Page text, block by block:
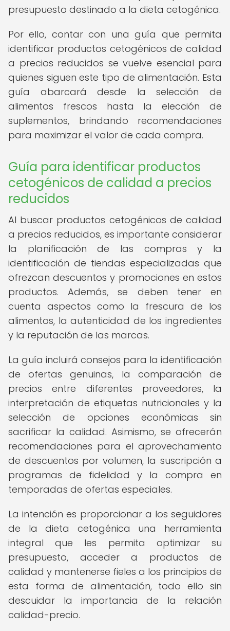
presupuesto destinado a la dieta cetogénica.
Por ello, contar con una guía que permita
identificar productos cetogénicos de calidad
a precios reducidos se vuelve esencial para
quienes siguen este tipo de alimentación. Esta
guía abarcará desde la selección de
alimentos frescos hasta la elección de
suplementos, brindando recomendaciones
para maximizar el valor de cada compra.
Guía para identificar productos
cetogénicos de calidad a precios
reducidos
Al buscar productos cetogénicos de calidad
a precios reducidos, es importante considerar
la planificación de las compras y la
identificación de tiendas especializadas que
ofrezcan descuentos y promociones en estos
productos. Además, se deben tener en
cuenta aspectos como la frescura de los
alimentos, la autenticidad de los ingredientes
y la reputación de las marcas.
La guía incluirá consejos para la identificación
de ofertas genuinas, la comparación de
precios entre diferentes proveedores, la
interpretación de etiquetas nutricionales y la
selección de opciones económicas sin
sacrificar la calidad. Asimismo, se ofrecerán
recomendaciones para el aprovechamiento
de descuentos por volumen, la suscripción a
programas de fidelidad y la compra en
temporadas de ofertas especiales.
La intención es proporcionar a los seguidores
de la dieta cetogénica una herramienta
integral que les permita optimizar su
presupuesto, acceder a productos de
calidad y mantenerse fieles a los principios de
esta forma de alimentación, todo ello sin
descuidar la importancia de la relación
calidad-precio.